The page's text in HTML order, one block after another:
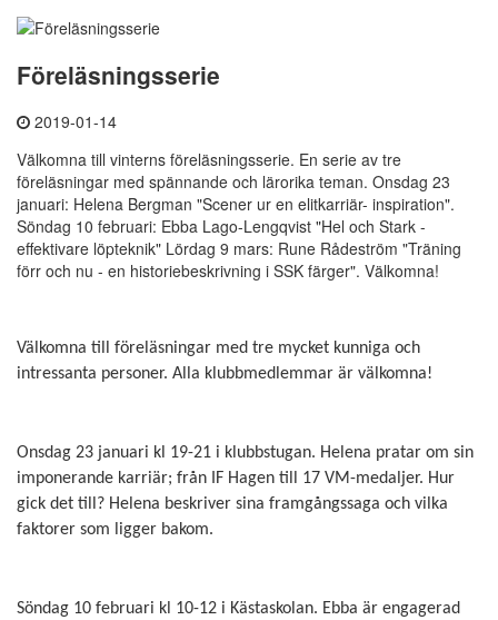
Föreläsningsserie
2019-01-14
Välkomna till vinterns föreläsningsserie. En serie av tre
föreläsningar med spännande och lärorika teman. Onsdag 23
januari: Helena Bergman "Scener ur en elitkarriär- inspiration".
Söndag 10 februari: Ebba Lago-Lengqvist "Hel och Stark -
effektivare löpteknik" Lördag 9 mars: Rune Rådeström "Träning
förr och nu - en historiebeskrivning i SSK färger". Välkomna!
Välkomna till föreläsningar med tre mycket kunniga och
intressanta personer. Alla klubbmedlemmar är välkomna!
Onsdag 23 januari kl 19-21 i klubbstugan. Helena pratar om sin
imponerande karriär; från IF Hagen till 17 VM-medaljer. Hur
gick det till? Helena beskriver sina framgångssaga och vilka
faktorer som ligger bakom.
Söndag 10 februari kl 10-12 i Kästaskolan. Ebba är engagerad